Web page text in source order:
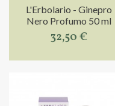
L'Erbolario - Ginepro
Nero Profumo 50 ml
32,50 €